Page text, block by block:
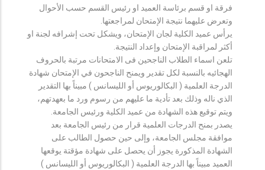
فرقة او قسم برئاسة العميد او رئيس القسم حسب الأحوال
وتعرض عليهما نتيجة الإمتحان لمراجعتها.
يرأس عميد الكلية لجان الإمتحان، ويشكل تحت إشرافه لجنة او
أكثر لمراقبة الإمتحان وإعداد النتيجة.
تلعن اسماء الطلاب الناجحين فى الامتحانات مرتبة بالحروف
الهجائيه بالنسبة لكل تقدير ويمنح الناجحون في الإمتحان شهادة
الدرجة العلمية ( البكالوريوس أو الليسانس ) مبيناً بها التقدير
الذي ناله وذلك بعد تأدية ما عليهم من رسوم ورد ما بعهدتهم،
ويتم توقيع هذه الشهادة من عميد الكلية ورئيس الجامعة.
يصدر بمنح الدرجات العلمية قرار من رئيس الجامعة بعد
موافقة مجلس الجامعة، وإلى حين حصول الطالب على
الشهادة المذكورة يجوز أن يحصل على شهادة مؤقتة يوقعها
العميد مبيناً بها الدرجة العلمية ( البكالوريوس أو الليسانس )